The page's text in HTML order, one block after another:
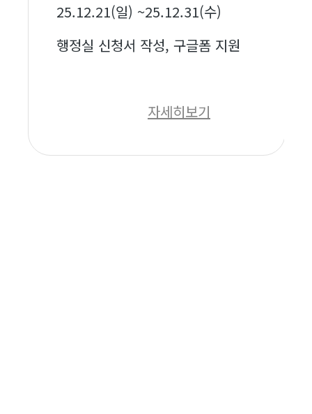
25.12.21(일) ~25.12.31(수)
행정실 신청서 작성, 구글폼 지원
자세히보기